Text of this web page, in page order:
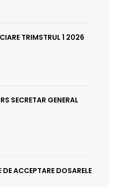
TRIMSTRUL 1 2026
SECRETAR GENERAL
ACCEPTARE DOSARELE